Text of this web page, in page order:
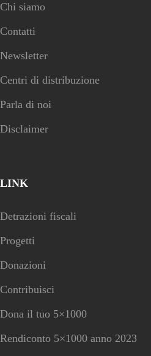
Chi siamo
Contatti
Newsletter
Centri di distribuzione
Parla di noi
Disclaimer
LINK
Detrazioni fiscali
Progetti
Donazioni
Contribuisci
Dona il tuo 5×1000
Rendiconto 5×1000 anno 2023